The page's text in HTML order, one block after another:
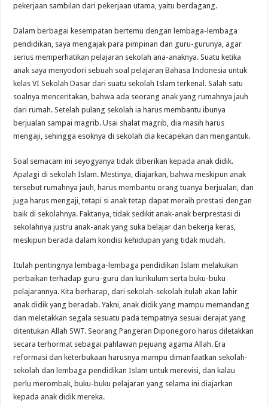
pekerjaan sambilan dari pekerjaan utama, yaitu berdagang.
Dalam berbagai kesempatan bertemu dengan lembaga-lembaga
pendidikan, saya mengajak para pimpinan dan guru-gurunya, agar
serius memperhatikan pelajaran sekolah ana-anaknya. Suatu ketika
anak saya menyodori sebuah soal pelajaran Bahasa Indonesia untuk
kelas VI Sekolah Dasar dari suatu sekolah Islam terkenal. Salah satu
soalnya menceritakan, bahwa ada seorang anak yang rumahnya jauh
dari rumah. Setelah pulang sekolah ia harus membantu ibunya
berjualan sampai magrib. Usai shalat magrib, dia masih harus
mengaji, sehingga esoknya di sekolah dia kecapekan dan mengantuk.
Soal semacam ini seyogyanya tidak diberikan kepada anak didik.
Apalagi di sekolah Islam. Mestinya, diajarkan, bahwa meskipun anak
tersebut rumahnya jauh, harus membantu orang tuanya berjualan, dan
juga harus mengaji, tetapi si anak tetap dapat meraih prestasi dengan
baik di sekolahnya. Faktanya, tidak sedikit anak-anak berprestasi di
sekolahnya justru anak-anak yang suka belajar dan bekerja keras,
meskipun berada dalam kondisi kehidupan yang tidak mudah.
Itulah pentingnya lembaga-lembaga pendidikan Islam melakukan
perbaikan terhadap guru-guru dan kurikulum serta buku-buku
pelajarannya. Kita berharap, dari sekolah-sekolah itulah akan lahir
anak didik yang beradab. Yakni, anak didik yang mampu memandang
dan meletakkan segala sesuatu pada tempatnya sesuai derajat yang
ditentukan Allah SWT. Seorang Pangeran Diponegoro harus diletakkan
secara terhormat sebagai pahlawan pejuang agama Allah. Era
reformasi dan keterbukaan harusnya mampu dimanfaatkan sekolah-
sekolah dan lembaga pendidikan Islam untuk merevisi, dan kalau
perlu merombak, buku-buku pelajaran yang selama ini diajarkan
kepada anak didik mereka.